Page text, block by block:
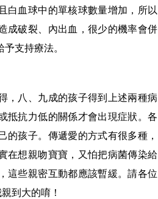
白血球中的單核球數量增加，所以
成破裂、內出血，很少的機率會併
支持療法。
，八、九成的孩子得到上述兩種病
抵抗力低的關係才會出現症狀。各
孩子。傳遞愛的方式有很多種，
在想親吻寶寶，又怕把病菌傳染給
這些親密互動都應該暫緩。請各位
到大的唷！